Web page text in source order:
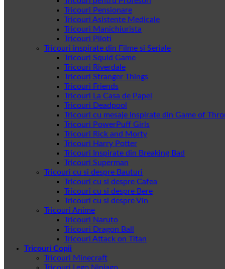
Tricouri Pensionare
Tricouri Asistente Medicale
Tricouri Manichiurista
Tricouri Piloti
Tricouri inspirate din Filme si Seriale
Tricouri Squid Game
Tricouri Riverdale
Tricouri Stranger Things
Tricouri Friends
Tricouri La Casa de Papel
Tricouri Deadpool
Tricouri cu mesaje inspirate din Game of
Tricouri PowerPuff Girls
Tricouri Rick and Morty
Tricouri Harry Potter
Tricouri Inspirate din Breaking Bad
Tricouri Superman
Tricouri cu si despre Bauturi
Tricouri cu si despre Cafea
Tricouri cu si despre Bere
Tricouri cu si despre Vin
Tricouri Anime
Tricouri Naruto
Tricouri Dragon Ball
Tricouri Attack on Titan
Tricouri Copii
Tricouri Minecraft